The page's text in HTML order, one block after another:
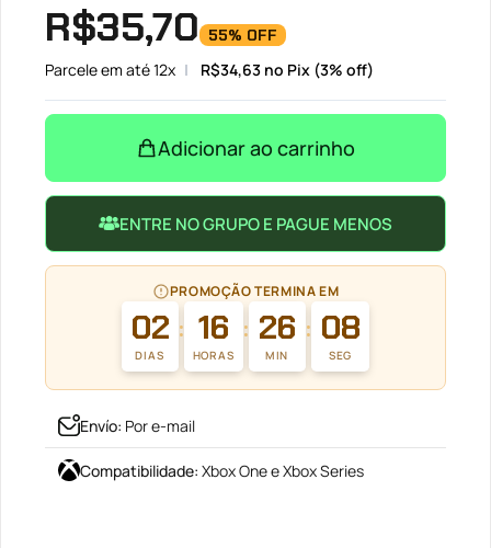
R$35,70 55% OFF
Parcele em até 12x R$34,63 no Pix (3% off)
Adicionar ao carrinho
ENTRE NO GRUPO E PAGUE MENOS
PROMOÇÃO TERMINA EM
02
DIAS
: 16
HORAS
: 26
MIN
: 08
SEG
Envío: Por e-mail
Compatibilidade: Xbox One e Xbox Series